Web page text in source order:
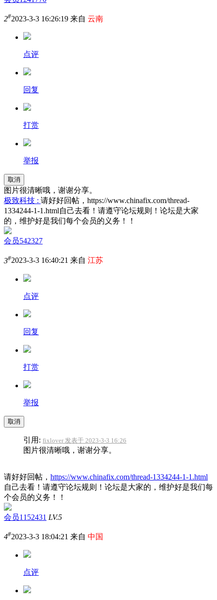
2#2023-3-3 16:26:19 来自 云南
点评
回复
打赏
举报
取消
图片很清晰哦，谢谢分享。
极致科技 : 请好好回帖，https://www.chinafix.com/thread-
1334244-1-1.html自己去看！请遵守论坛规则！论坛是大家
的，维护好是我们每个会员的义务！！
会员542327
3#2023-3-3 16:40:21 来自 江苏
点评
回复
打赏
举报
取消
引用: fixlover 发表于 2023-3-3 16:26
图片很清晰哦，谢谢分享。
请好好回帖， https://www.chinafix.com/thread-1334244-1-1.html
自己去看！请遵守论坛规则！论坛是大家的，维护好是我们每
个会员的义务！！
会员1152431 LV.5
4#2023-3-3 18:04:21 来自 中国
点评